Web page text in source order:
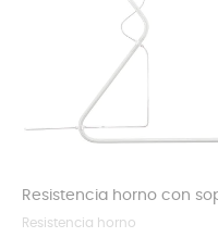
Resistencia horno con
Resistencia horno